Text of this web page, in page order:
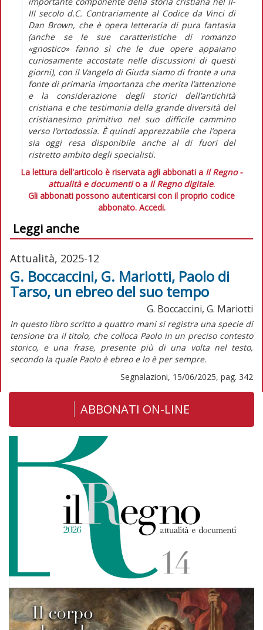
III secolo d.C. Contrariamente al Codice da Vinci di
Dan Brown, che è opera letteraria di pura fantasia
(anche se le sue caratteristiche di romanzo
«gnostico» fanno sì che le due opere appaiano
curiosamente accostate nelle discussioni di questi
giorni), con il Vangelo di Giuda siamo di fronte a una
fonte di primaria importanza che merita l’attenzione
e la considerazione degli storici dell’antichità
cristiana e che testimonia della grande diversità del
cristianesimo primitivo nel suo difficile cammino
verso l’ortodossia. È quindi apprezzabile che l’opera
sia oggi resa disponibile anche al di fuori del
ristretto ambito degli specialisti.
La lettura dell'articolo è riservata agli abbonati a Il Regno -
attualità e documentio a Il Regno digitale.
Gli abbonati possono autenticarsi con il proprio codice
abbonato. Accedi.
Leggi anche
Attualità, 2025-12
G. Boccaccini, G. Mariotti, Paolo di
Tarso, un ebreo del suo tempo
G. Boccaccini, G. Mariotti
In questo libro scritto a quattro mani si registra una specie di
tensione tra il titolo, che colloca Paolo in un preciso contesto
storico, e una frase, presente più di una volta nel testo,
secondo la quale Paolo è ebreo e lo è per sempre.
Segnalazioni, 15/06/2025, pag. 342
ABBONATI ON-LINE